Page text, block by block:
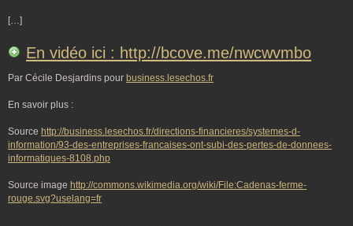
[…]
En vidéo ici : http://bcove.me/nwcwvmbo
Par Cécile Desjardins pour business.lesechos.fr
En savoir plus :
Source http://business.lesechos.fr/directions-financieres/systemes-d-
information/93-des-entreprises-francaises-ont-subi-des-pertes-de-donnees-
informatiques-8108.php
Source image http://commons.wikimedia.org/wiki/File:Cadenas-ferme-
rouge.svg?uselang=fr